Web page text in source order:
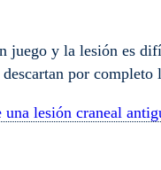
juego y la lesión es
por completo
lesión craneal